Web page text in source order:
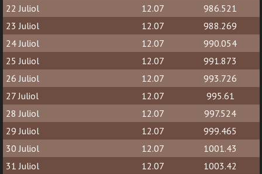
22 Juliol
12.07
986.521
23 Juliol
12.07
988.269
24 Juliol
12.07
990.054
25 Juliol
12.07
991.873
26 Juliol
12.07
993.726
27 Juliol
12.07
995.61
28 Juliol
12.07
997.524
29 Juliol
12.07
999.465
30 Juliol
12.07
1001.43
31 Juliol
12.07
1003.42